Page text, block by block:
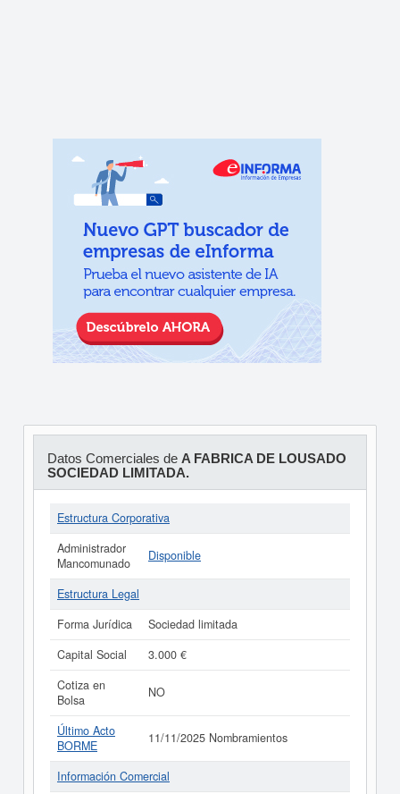
Datos Comerciales de A FABRICA DE LOUSADO
SOCIEDAD LIMITADA.
Estructura Corporativa
Administrador
Mancomunado
Disponible
Estructura Legal
Forma Jurídica
Sociedad limitada
Capital Social
3.000 €
Cotiza en
Bolsa
NO
Último Acto
BORME
11/11/2025 Nombramientos
Información Comercial